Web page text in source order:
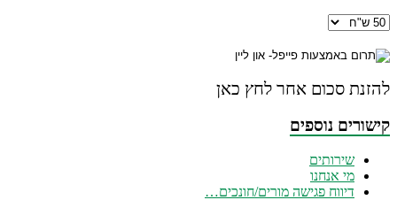
להזנת סכום אחר לחץ כאן
קישורים נוספים
שירותים
מי אנחנו
דיווח פגישה מורים/חונכים…